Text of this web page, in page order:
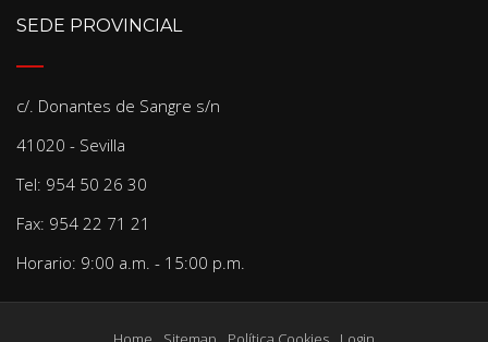
SEDE PROVINCIAL
c/. Donantes de Sangre s/n
41020 - Sevilla
Tel: 954 50 26 30
Fax: 954 22 71 21
Horario: 9:00 a.m. - 15:00 p.m.